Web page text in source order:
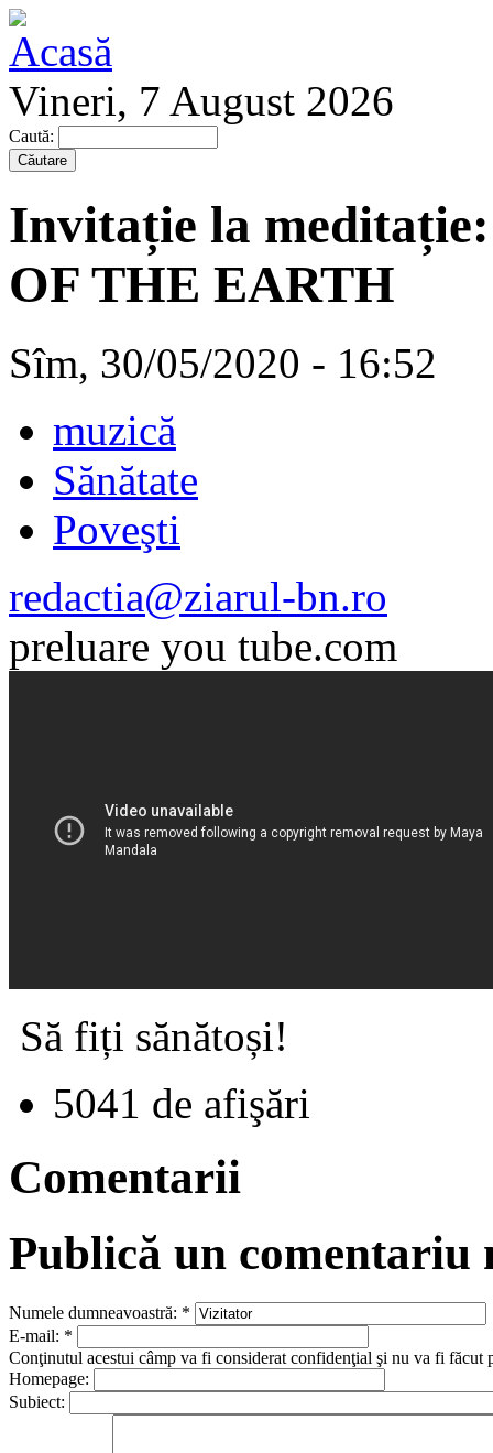
Vineri, 7 August 2026
Caută:
Invitație la
OF THE EARTH
Sîm, 30/05/2020 - 16:52
muzică
Sănătate
Poveşti
redactia@ziarul-bn.ro
preluare you tube.com
Să fiți sănătoși!
5041 de afişări
Comentarii
Publică un comentariu
Numele dumneavoastră: *
E-mail: *
Conţinutul acestui câmp va fi considerat confidenţial şi nu va fi făcut
Homepage:
Subiect: